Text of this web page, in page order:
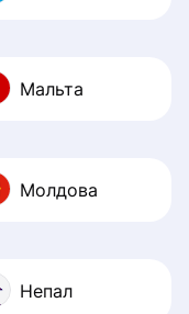
Мальта
Молдова
Непал